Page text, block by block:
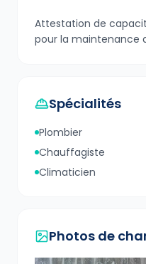
Attestation de
pour la maintenance
Spécialités
Plombier
Chauffagiste
Climaticien
Photos de